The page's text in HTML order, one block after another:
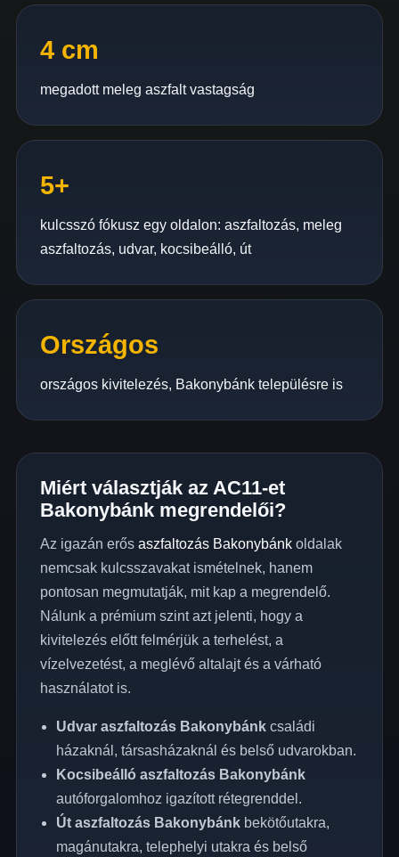
4 cm
megadott meleg aszfalt vastagság
5+
kulcsszó fókusz egy oldalon: aszfaltozás, meleg
aszfaltozás, udvar, kocsibeálló, út
Országos
országos kivitelezés, Bakonybánk településre is
Miért választják az AC11-et
Bakonybánk megrendelői?
Az igazán erős aszfaltozás Bakonybánkoldalak
nemcsak kulcsszavakat ismételnek, hanem
pontosan megmutatják, mit kap a megrendelő.
Nálunk a prémium szint azt jelenti, hogy a
kivitelezés előtt felmérjük a terhelést, a
vízelvezetést, a meglévő altalajt és a várható
használatot is.
Udvar aszfaltozás Bakonybánkcsaládi
házaknál, társasházaknál és belső udvarokban.
Kocsibeálló aszfaltozás Bakonybánk
autóforgalomhoz igazított rétegrenddel.
Út aszfaltozás Bakonybánkbekötőutakra,
magánutakra, telephelyi utakra és belső